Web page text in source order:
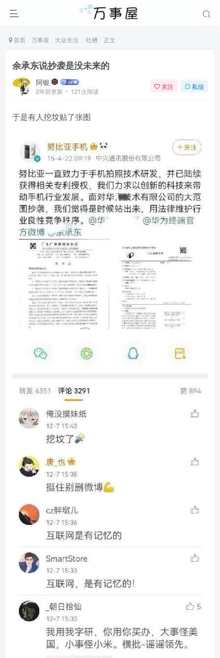
首页 万事屋 大众生活 吐槽 正文
余承东说抄袭是没未来的
阿银
2年前更新 121次阅读
关注 私信
于是有人挖坟贴了张图